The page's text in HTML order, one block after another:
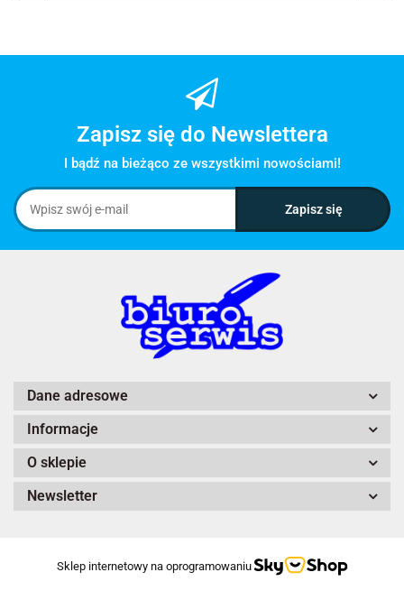
Zapisz się do Newslettera
I bądź na bieżąco ze wszystkimi nowościami!
Dane adresowe
Informacje
O sklepie
Newsletter
Sklep internetowy na oprogramowaniu